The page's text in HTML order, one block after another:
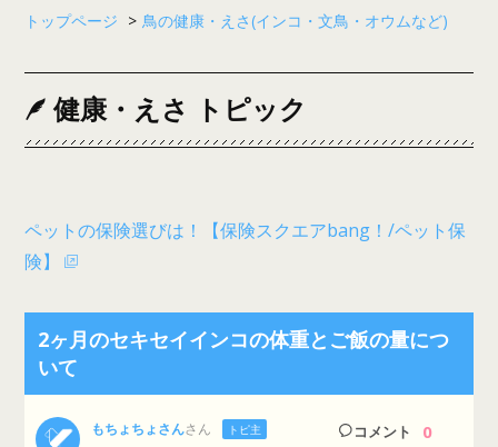
トップページ > 鳥の健康・えさ(インコ・文鳥・オウムなど)
健康・えさ トピック
ペットの保険選びは！【保険スクエアbang！/ペット保
険】
2ヶ月のセキセイインコの体重とご飯の量につ
いて
もちょちょさんさん トピ主 コメント 0